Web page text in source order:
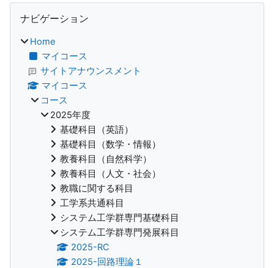
ブロック
ナビゲーション
Home
マイコース
サイトアナウンスメント
マイコース
コース
2025年度
基礎科目（英語）
基礎科目（数学・情報）
教養科目（自然科学）
教養科目（人文・社会）
教職に関する科目
工学系共通科目
システム工学群専門基礎科目
システム工学群専門発展科目
2025-RC
2025-回路理論１